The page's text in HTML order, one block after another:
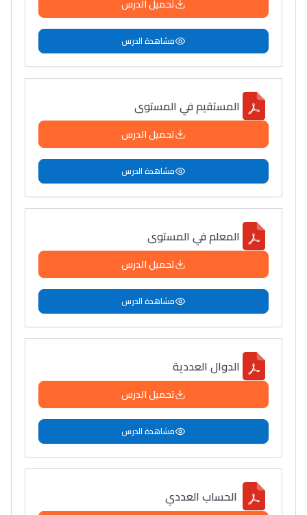
تحميل الدرس
مشاهدة الدرس
المستقيم في المستوى
تحميل الدرس
مشاهدة الدرس
المعلم في المستوى
تحميل الدرس
مشاهدة الدرس
الدوال العددية
تحميل الدرس
مشاهدة الدرس
الحساب العددي